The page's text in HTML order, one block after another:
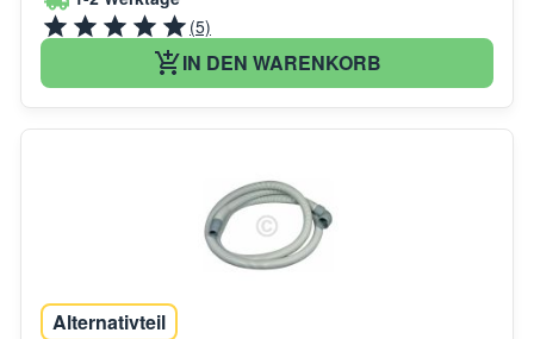
(5)
IN DEN WARENKORB
Alternativteil